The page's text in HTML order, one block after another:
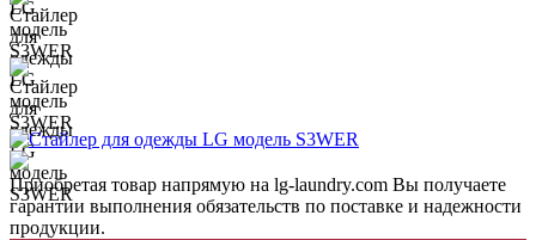
Приобретая товар напрямую на lg-laundry.com Вы получаете
гарантии выполнения обязательств по поставке и надежности
продукции.